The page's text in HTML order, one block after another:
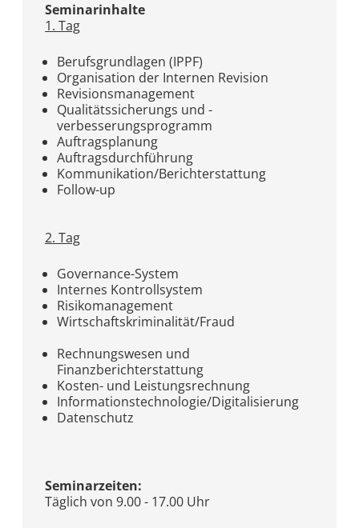
Seminarinhalte
1. Tag
Berufsgrundlagen (IPPF)
Organisation der Internen Revision
Revisionsmanagement
Qualitätssicherungs und -
verbesserungsprogramm
Auftragsplanung
Auftragsdurchführung
Kommunikation/Berichterstattung
Follow-up
2. Tag
Governance-System
Internes Kontrollsystem
Risikomanagement
Wirtschaftskriminalität/Fraud
Rechnungswesen und
Finanzberichterstattung
Kosten- und Leistungsrechnung
Informationstechnologie/Digitalisierung
Datenschutz
Seminarzeiten:
Täglich von 9.00 - 17.00 Uhr